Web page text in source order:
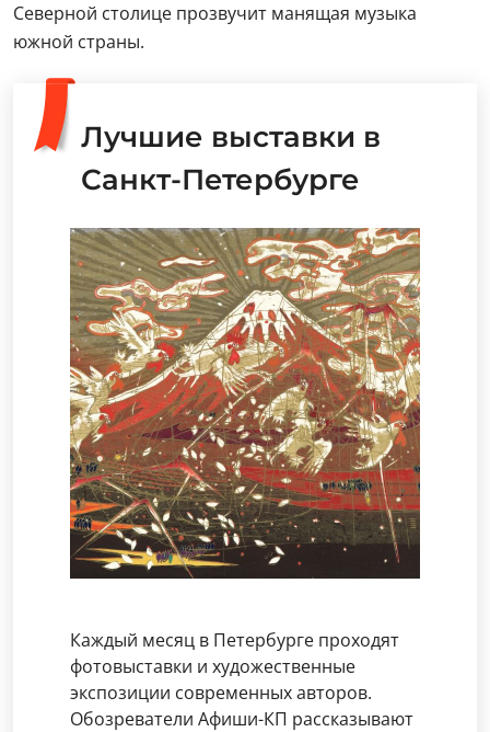
Северной столице прозвучит манящая музыка
южной страны.
Лучшие выставки в
Санкт-Петербурге
Каждый месяц в Петербурге проходят
фотовыставки и художественные
экспозиции современных авторов.
Обозреватели Афиши-КП рассказывают